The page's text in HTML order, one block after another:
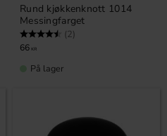
Rund kjøkkenknott 1014
Messingfarget
Karakter: (2)
66 KR
På lager